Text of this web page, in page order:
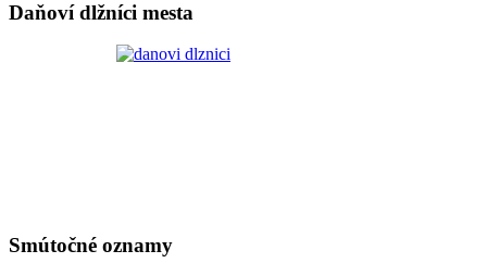
Daňoví dlžníci mesta
Smútočné oznamy